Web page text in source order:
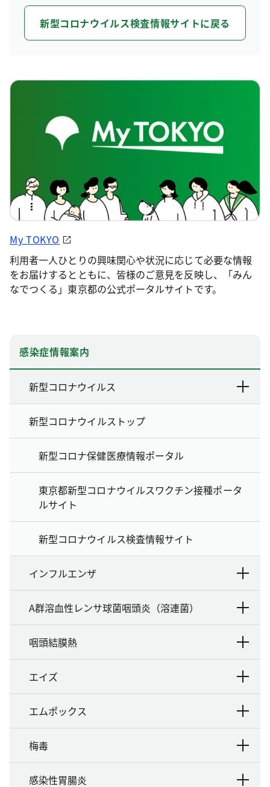
新型コロナウイルス検査情報サイトに戻る
My TOKYO
利用者一人ひとりの興味関心や状況に応じて必要な情報
をお届けするとともに、皆様のご意見を反映し、「みん
なでつくる」東京都の公式ポータルサイトです。
感染症情報案内
新型コロナウイルス
新型コロナウイルストップ
新型コロナ保健医療情報ポータル
東京都新型コロナウイルスワクチン接種ポータ
ルサイト
新型コロナウイルス検査情報サイト
インフルエンザ
A群溶血性レンサ球菌咽頭炎（溶連菌）
咽頭結膜熱
エイズ
エムポックス
梅毒
感染性胃腸炎